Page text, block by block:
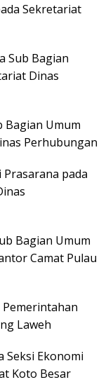
Sekretariat
Sub Bagian
Dinas
Bagian Umum
Perhubungan
Prasarana pada
Bagian Umum
Camat Pulau
Pemerintahan
Laweh
Seksi Ekonomi
Koto Besar